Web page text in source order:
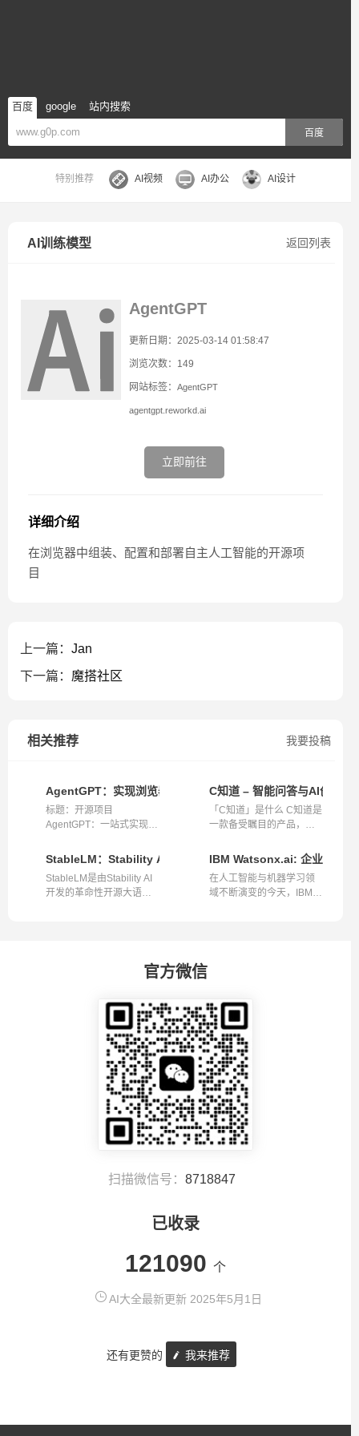
百度 google 站内搜索
百度
特别推荐 AI视频 AI办公 AI设计
返回列表
AI训练模型
AgentGPT
更新日期：2025-03-14 01:58:47
浏览次数：149
网站标签：AgentGPT
agentgpt.reworkd.ai
立即前往
详细介绍
在浏览器中组装、配置和部署自主人工智能的开源项
目
上一篇： Jan
下一篇： 魔搭社区
我要投稿
相关推荐
AgentGPT：实现浏览器中的AI组装、配置与部署的开源项目
标题：开源项目
AgentGPT：一站式实现浏
C知道 – 智能问答与AI创作的
「C知道」是什么 C知道是
一款备受瞩目的产品，作
StableLM：Stability AI的革命性开源大语言模型
StableLM是由Stability AI
开发的革命性开源大语言
IBM Watsonx.ai: 企业级AI平
在人工智能与机器学习领
域不断演变的今天，IBM的
官方微信
扫描微信号： 8718847
已收录
121090 个
AI大全最新更新 2025年5月1日
还有更赞的 我来推荐